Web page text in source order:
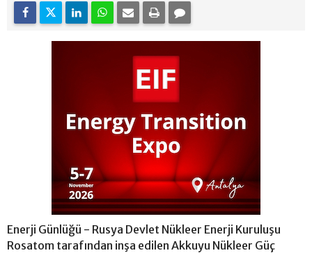
Enerji Günlüğü - Rusya Devlet Nükleer Enerji Kuruluşu
Rosatom tarafından inşa edilen Akkuyu Nükleer Güç